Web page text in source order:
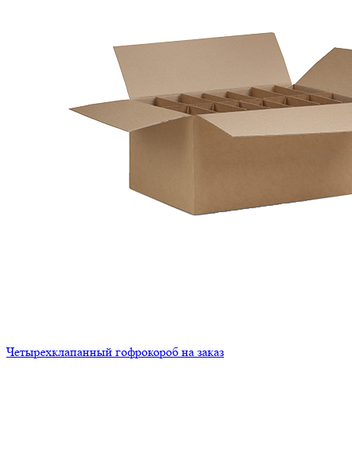
Четырехклапанный гофрокороб на заказ